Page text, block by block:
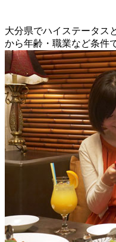
大分県でハイステータス
から年齢・職業など条件